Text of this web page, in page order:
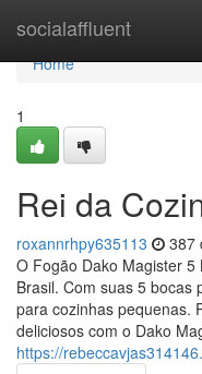
socialaffluent
Home
Home
1
Rei da
roxannrhpy635113 387
O Fogão Dako Magister
Brasil. Com suas 5 bocas
para cozinhas pequenas.
deliciosos com o Dako
https://